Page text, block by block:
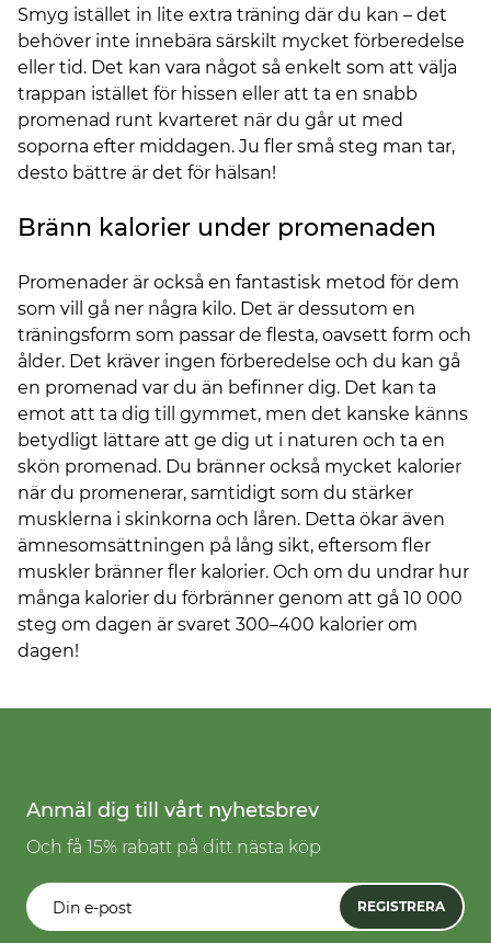
Smyg istället in lite extra träning där du kan – det
behöver inte innebära särskilt mycket förberedelse
eller tid. Det kan vara något så enkelt som att välja
trappan istället för hissen eller att ta en snabb
promenad runt kvarteret när du går ut med
soporna efter middagen. Ju fler små steg man tar,
desto bättre är det för hälsan!
Bränn kalorier under promenaden
Promenader är också en fantastisk metod för dem
som vill gå ner några kilo. Det är dessutom en
träningsform som passar de flesta, oavsett form och
ålder. Det kräver ingen förberedelse och du kan gå
en promenad var du än befinner dig. Det kan ta
emot att ta dig till gymmet, men det kanske känns
betydligt lättare att ge dig ut i naturen och ta en
skön promenad. Du bränner också mycket kalorier
när du promenerar, samtidigt som du stärker
musklerna i skinkorna och låren. Detta ökar även
ämnesomsättningen på lång sikt, eftersom fler
muskler bränner fler kalorier. Och om du undrar hur
många kalorier du förbränner genom att gå 10 000
steg om dagen är svaret 300–400 kalorier om
dagen!
Anmäl dig till vårt nyhetsbrev
Och få 15% rabatt på ditt nästa köp
REGISTRERA